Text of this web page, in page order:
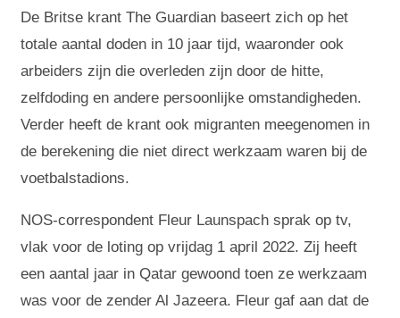
De Britse krant The Guardian baseert zich op het
totale aantal doden in 10 jaar tijd, waaronder ook
arbeiders zijn die overleden zijn door de hitte,
zelfdoding en andere persoonlijke omstandigheden.
Verder heeft de krant ook migranten meegenomen in
de berekening die niet direct werkzaam waren bij de
voetbalstadions.
NOS-correspondent Fleur Launspach sprak op tv,
vlak voor de loting op vrijdag 1 april 2022. Zij heeft
een aantal jaar in Qatar gewoond toen ze werkzaam
was voor de zender Al Jazeera. Fleur gaf aan dat de